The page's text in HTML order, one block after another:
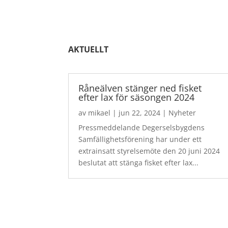
AKTUELLT
Råneälven stänger ned fisket
efter lax för säsongen 2024
av mikael | jun 22, 2024 | Nyheter
Pressmeddelande Degerselsbygdens
Samfällighetsförening har under ett
extrainsatt styrelsemöte den 20 juni 2024
beslutat att stänga fisket efter lax...